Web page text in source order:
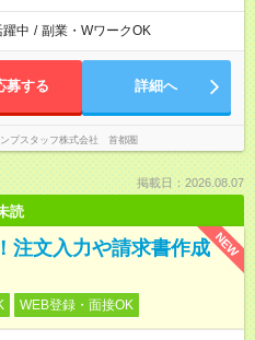
中 / 副業・WワークOK
募する 詳細へ
プスタッフ株式会社 首都圏
掲載日：2026.08.07
読
NEW
注文入力や請求書作成
WEB登録・面接OK